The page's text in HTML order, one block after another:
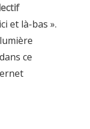
et là-bas ».
ce